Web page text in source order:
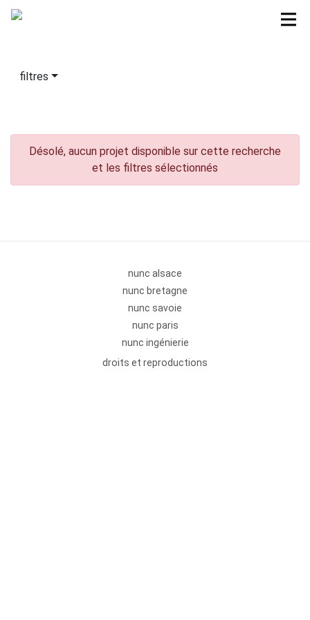
filtres
Désolé, aucun projet disponible sur cette recherche
et les filtres sélectionnés
nunc alsace
nunc bretagne
nunc savoie
nunc paris
nunc ingénierie
droits et reproductions